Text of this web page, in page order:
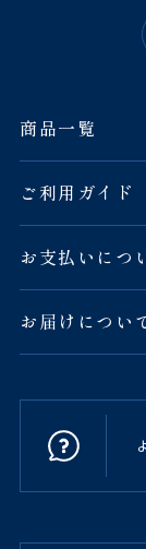
商品一覧
ご利用ガイド
お支払いにつ
お届けについ